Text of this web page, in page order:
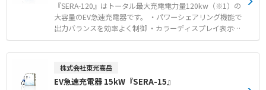
充電ケーブルが標準で付属します。 【用途・事例】 ●パ
ーソナルタイプ: 戸建て住宅や集合住宅の駐車場など、個
人の利用者が自宅で充電する場合に。太陽光発電と連携し
な場合に。
ツ（※EV用普通充電器） ※弊社では、【補助金制度】を
活用したEV急速充電器の購入もサポートしております。ご
興味がある方は、ぜひお気軽にお問い合わせください。
『SERA-120』はトータル最大充電電力量120kw（※1）の
大容量のEV急速充電器です。 ・パワーシェアリング機能で
出力バランスを効率よく制御 ・カラーディスプレイ表示で
操作が簡単 ・万が一の故障も出力を軽減して充電が可能
・94％の高い変換効率 ・遠隔からの状態監視に対応※2 ・
系統のトータル最大充電電力量です。1口最大90kwです。
※2 別途通信契約が必要です。
株式会社東光高岳
EV急速充電器 15kW『SERA-15』